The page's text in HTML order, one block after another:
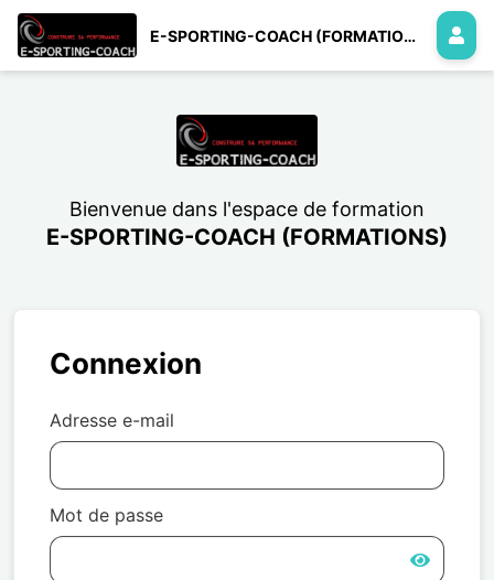
E-SPORTING-COACH (FORMATIONS)
Bienvenue dans l'espace de formation
E-SPORTING-COACH (FORMATIONS)
Connexion
Adresse e-mail
Mot de passe